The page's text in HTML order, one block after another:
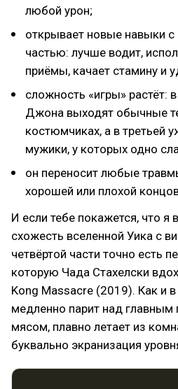
любой урон;
открывает новые навыки
частью: лучше водит,
приёмы, качает стамину и
сложность «игры» растёт:
Джона выходят обычные
костюмчиках, а в третьей
мужики, у которых одно
он переносит любые
хорошей или плохой
И если тебе покажется, что
схожесть вселенной Уика с
четвёртой части точно есть
которую Чада Стахелски
Kong Massacre (2019). Как и
медленно парит над
мясом, плавно летает из
буквально экранизация